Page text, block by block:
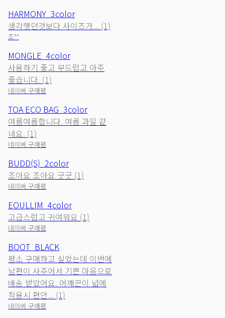
HARMONY_3color
생각햇던것보다 사이즈가... (1)
조**
MONGLE_4color
사용하기 좋고 부드럽고 아주
좋습니다. (1)
네이버 구매평
TOA ECO BAG_3color
여름여름합니다. 여름 과일 같
네요. (1)
네이버 구매평
BUDD(S)_2color
조아요 조아요 굿굿 (1)
네이버 구매평
EOULLIM_4color
고급스럽고 귀여워요 (1)
네이버 구매평
BOOT_BLACK
평소 구매하고 싶었는데 이번에
남편이 사주어서 기쁜 마음으로
배송 받았어요. 어깨끈이 넓에
착용시 편안... (1)
네이버 구매평